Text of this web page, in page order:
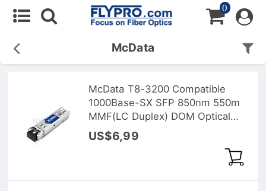
0
McData
McData T8-3200 Compatible
1000Base-SX SFP 850nm 550m
MMF(LC Duplex) DOM Optical
Transceiver
US$6,99